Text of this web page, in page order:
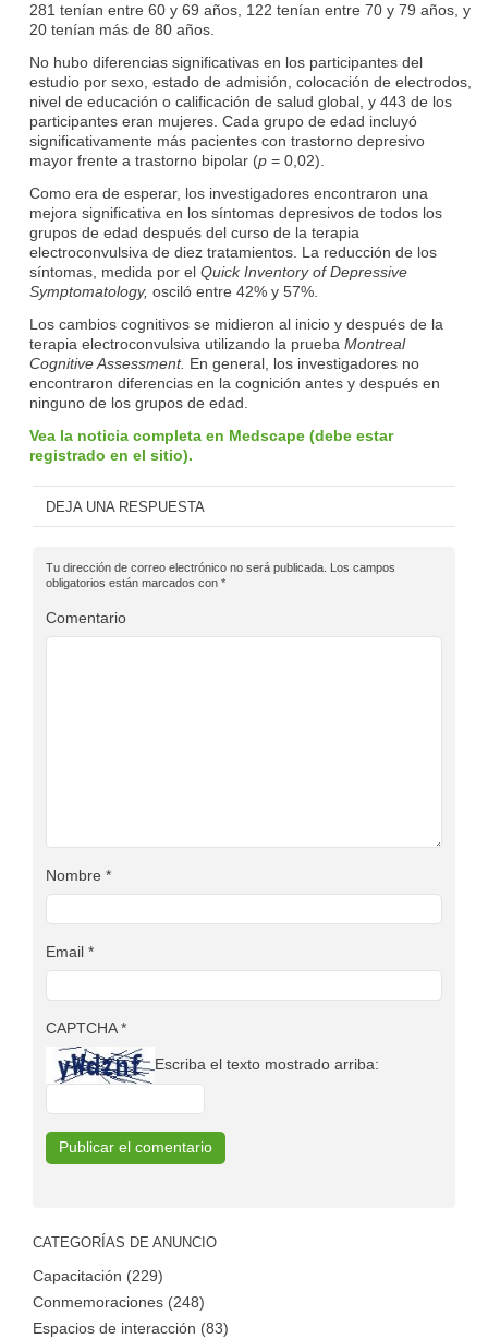
281 tenían entre 60 y 69 años, 122 tenían entre 70 y 79 años, y
20 tenían más de 80 años.
No hubo diferencias significativas en los participantes del
estudio por sexo, estado de admisión, colocación de electrodos,
nivel de educación o calificación de salud global, y 443 de los
participantes eran mujeres. Cada grupo de edad incluyó
significativamente más pacientes con trastorno depresivo
mayor frente a trastorno bipolar (p = 0,02).
Como era de esperar, los investigadores encontraron una
mejora significativa en los síntomas depresivos de todos los
grupos de edad después del curso de la terapia
electroconvulsiva de diez tratamientos. La reducción de los
síntomas, medida por el Quick Inventory of Depressive
Symptomatology, osciló entre 42% y 57%.
Los cambios cognitivos se midieron al inicio y después de la
terapia electroconvulsiva utilizando la prueba Montreal
Cognitive Assessment. En general, los investigadores no
encontraron diferencias en la cognición antes y después en
ninguno de los grupos de edad.
Vea la noticia completa en Medscape (debe estar
registrado en el sitio).
DEJA UNA RESPUESTA
Tu dirección de correo electrónico no será publicada. Los campos
obligatorios están marcados con *
Comentario
Nombre *
Email *
CAPTCHA*
Escriba el texto mostrado arriba:
CATEGORÍAS DE ANUNCIO
Capacitación (229)
Conmemoraciones (248)
Espacios de interacción (83)